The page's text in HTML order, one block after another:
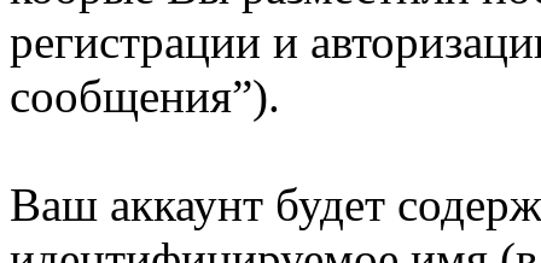
регистрации и
сообщения”).
Ваш аккаунт будет